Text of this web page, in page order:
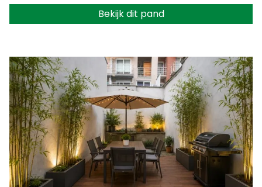
Bekijk dit pand